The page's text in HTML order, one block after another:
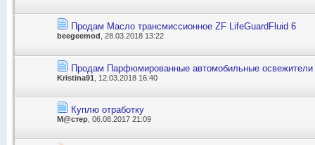
Продам Масло трансмиссионное ZF LifeGuardFluid 6
beegeemod , 28.03.2018 13:22
Продам Парфюмированные автомобильные освежители
Kristina91 , 12.03.2018 16:40
Куплю отработку
М@стер , 06.08.2017 21:09